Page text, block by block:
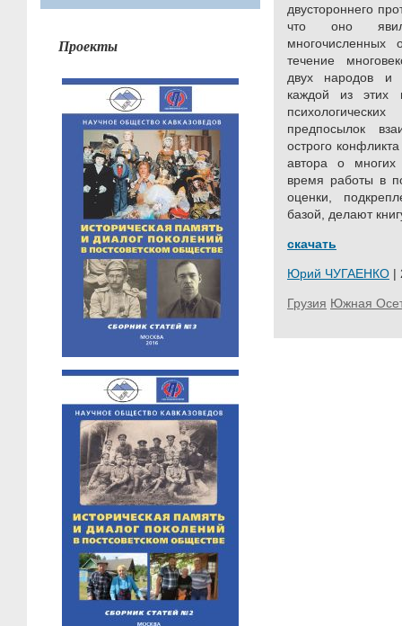
Проекты
двустороннего
что оно
многочисленных
течение
двух народов и
каждой из этих
предпосылок
острого
автора о
время работы в
оценки,
базой, делают
скачать
Юрий ЧУГАЕНКО |
Грузия Южная